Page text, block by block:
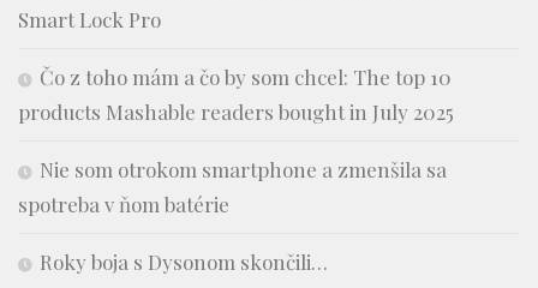
Smart Lock Pro
Čo z toho mám a čo by som chcel: The top 10
products Mashable readers bought in July 2025
Nie som otrokom smartphone a zmenšila sa
spotreba v ňom batérie
Roky boja s Dysonom skončili…